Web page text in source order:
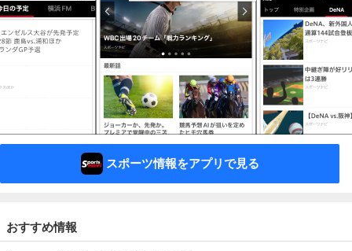
スポーツ情報をアプリで見る
おすすめ情報